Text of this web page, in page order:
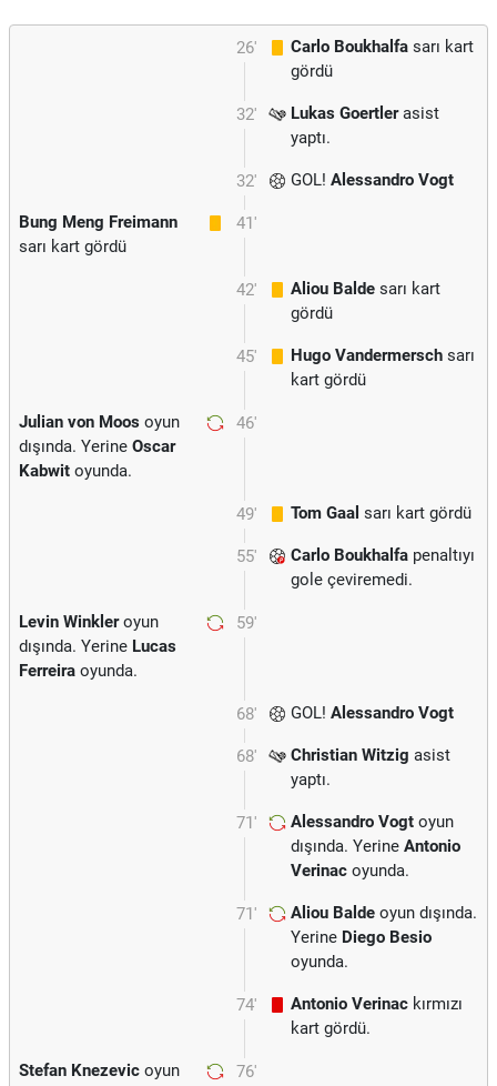
26' Carlo Boukhalfa sarı kart
gördü
32' Lukas Goertlerasist
yaptı.
32' GOL! Alessandro Vogt
41'
Bung Meng Freimann
sarı kart gördü
42' Aliou Balde sarı kart
gördü
45' Hugo Vandermersch sarı
kart gördü
46'
Julian von Moos oyun
dışında. Yerine Oscar
Kabwit oyunda.
49' Tom Gaal sarı kart gördü
55' Carlo Boukhalfa penaltıyı
gole çeviremedi.
59'
Levin Winkleroyun
dışında. Yerine Lucas
Ferreira oyunda.
68' GOL! Alessandro Vogt
68' Christian Witzig asist
yaptı.
71' Alessandro Vogt oyun
dışında. Yerine Antonio
Verinac oyunda.
71' Aliou Balde oyun dışında.
Yerine Diego Besio
oyunda.
74' Antonio Verinac kırmızı
kart gördü.
76'
Stefan Knezevic oyun